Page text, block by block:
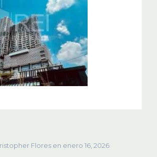
Flores en enero 16, 2026